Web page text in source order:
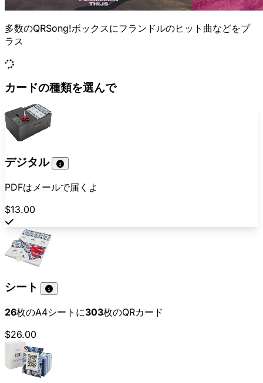
多数のQRSong!ボックスにフランドルのヒット曲などをプ
ラス
カードの種類を選んで
デジタル
PDFはメールで届くよ
$13.00
シート
26枚のA4シートに303枚のQRカード
$26.00